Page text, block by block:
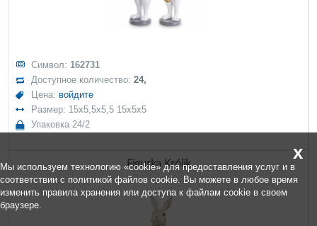
Символ: 162731
Доступное количество:24,
Цена: войдите
Размер: 15x5,5x5,5 15x5x5
Упаковка 24/2
Figurka Królik x
Мы используем технологию «cookie» для предоставления услуг и в
соответствии с политикой файлов cookie. Вы можете в любое время
изменить правила хранения или доступа к файлам cookie в своем
браузере.